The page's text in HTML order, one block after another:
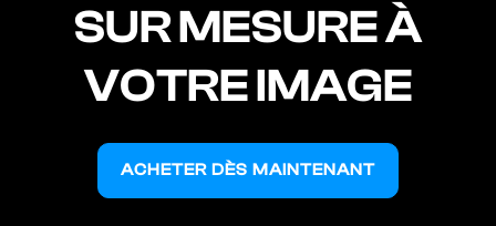
SURMESURE À
VOTRE IMAGE
ACHETER DÈS MAINTENANT